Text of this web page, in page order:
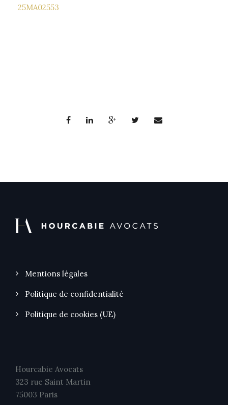
25MA02553
Mentions légales
Politique de confidentialité
Politique de cookies (UE)
Hourcabie Avocats
323 rue Saint Martin
75003 Paris